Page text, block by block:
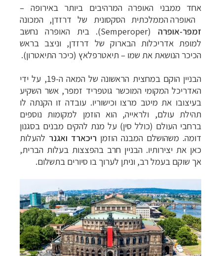
אחד ממבני האופרה המרהיבים ביותר באירופה –
האופרה הממלכתית הסקסונית של דרזדן, המכונה
זמפר-אופרה (
Semperoper). בית האופרה נחשב
למופת אדריכלות הבארוק של דרזדן, וניצב בראש
הכיכר הנושאת את שמו –תיאטרפלאץ (כיכר התיאטרון).
הבניין הוקם במחצית הראשונה של המאה ה-19, על ידי
האדריכל המקומי המוכשר גוטפריד זמפר, אשר השקיע
בעיצובו את מיטב מרצו וכישוריו. עובדה זו הקנתה לו
תהילת עולם, ולראייה, הוא הוזמן למקומות נוספים
ברחבי העולם (כולל סין) על מנת להקים מבנים בסגנון
דומה. משהושלם המבנה הוזמן ריכארד ואגנר להעלות
כאן את יצירותיו. הבניין חרב בהפצצות בעלות הברית,
אך שוקם בעמל רב, וניתן לערוך בו סיורים בתשלום.